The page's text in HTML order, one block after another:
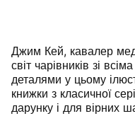
Джим Кей, кавалер
світ чарівників зі
деталями у цьому
книжки з класичної
дарунку і для вірних